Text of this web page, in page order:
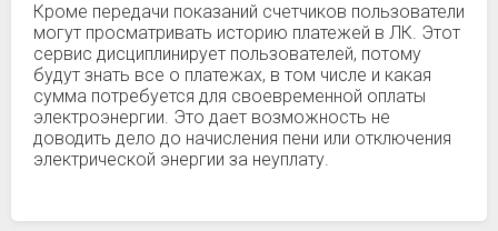
Кроме передачи показаний счетчиков пользователи
могут просматривать историю платежей в ЛК. Этот
сервис дисциплинирует пользователей, потому
будут знать все о платежах, в том числе и какая
сумма потребуется для своевременной оплаты
электроэнергии. Это дает возможность не
доводить дело до начисления пени или отключения
электрической энергии за неуплату.